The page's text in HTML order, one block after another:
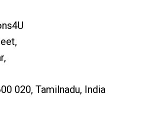
020, Tamilnadu, India